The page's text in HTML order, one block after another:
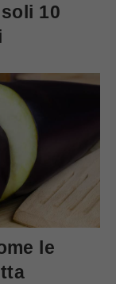
10
le